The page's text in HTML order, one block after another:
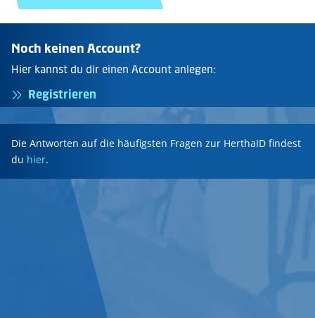
Noch keinen Account?
Hier kannst du dir einen Account anlegen:
Registrieren
Die Antworten auf die häufigsten Fragen zur HerthaID findest
du hier.